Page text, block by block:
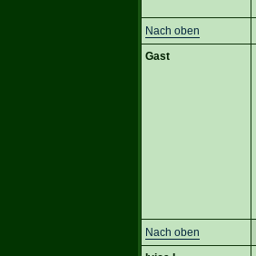
Nach oben
Gast
Nach oben